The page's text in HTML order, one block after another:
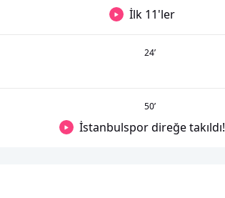
İlk 11'ler
24’
50’
İstanbulspor direğe takıldı!